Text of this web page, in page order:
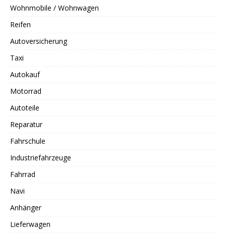
Wohnmobile / Wohnwagen
Reifen
Autoversicherung
Taxi
Autokauf
Motorrad
Autoteile
Reparatur
Fahrschule
Industriefahrzeuge
Fahrrad
Navi
Anhänger
Lieferwagen